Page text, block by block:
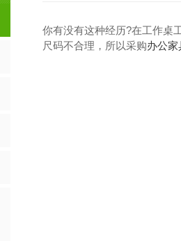
你有没有这种经历?在工作桌
尺码不合理，所以采购办公家